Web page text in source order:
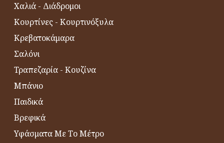
Χαλιά - Διάδρομοι
Κουρτίνες - Κουρτινόξυλα
Κρεβατοκάμαρα
Σαλόνι
Τραπεζαρία - Κουζίνα
Μπάνιο
Παιδικά
Βρεφικά
Υφάσματα Με Το Μέτρο